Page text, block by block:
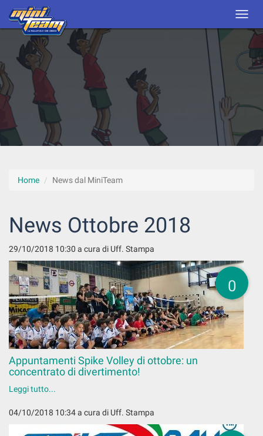
Home News dal MiniTeam
News Ottobre 2018
29/10/2018 10:30 a cura di Uff. Stampa
0
Appuntamenti Spike Volley di ottobre: un
concentrato di divertimento!
Leggi tutto...
04/10/2018 10:34a cura di Uff. Stampa